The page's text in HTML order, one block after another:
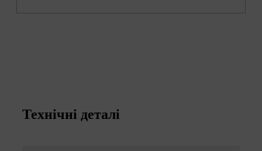
Технічні деталі